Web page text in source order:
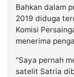
Bahkan dalam
2019 diduga
Komisi
menerima
“Saya pernah
satelit Satria